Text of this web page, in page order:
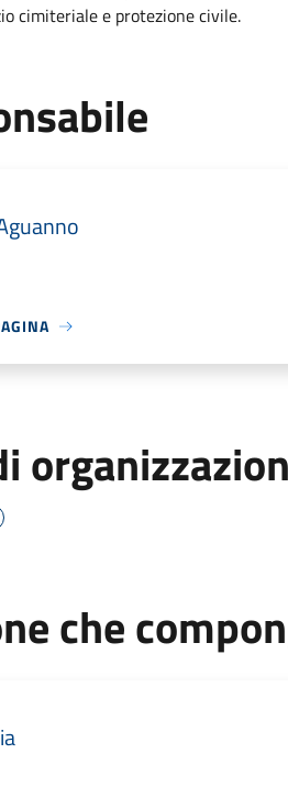
cimiteriale e protezione civile.
che